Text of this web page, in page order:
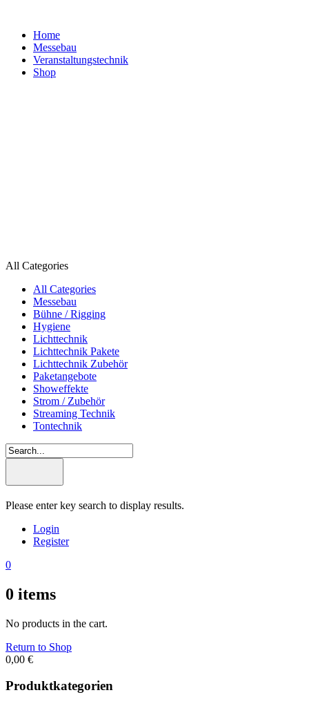
Home
Messebau
Veranstaltungs­technik
Shop
All Categories
All Categories
Messebau
Bühne / Rigging
Hygiene
Lichttechnik
Lichttechnik Pakete
Lichttechnik Zubehör
Paketangebote
Showeffekte
Strom / Zubehör
Streaming Technik
Tontechnik
Please enter key search to display results.
Login
Register
0
0 items
No products in the cart.
Return to Shop
0,00 €
Produktkategorien